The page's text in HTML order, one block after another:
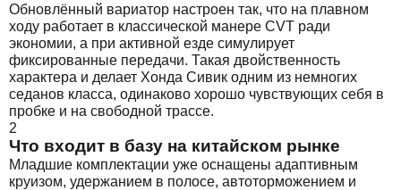
Обновлённый вариатор настроен так, что на плавном
ходу работает в классической манере CVT ради
экономии, а при активной езде симулирует
фиксированные передачи. Такая двойственность
характера и делает Хонда Сивик одним из немногих
седанов класса, одинаково хорошо чувствующих себя в
пробке и на свободной трассе.
2
Что входит в базу на китайском рынке
Младшие комплектации уже оснащены адаптивным
круизом, удержанием в полосе, автоторможением и